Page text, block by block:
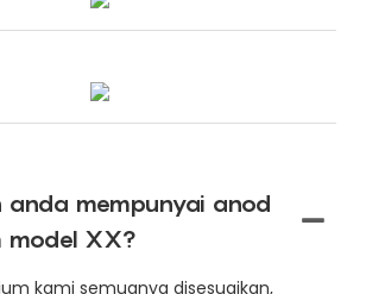
mempunyai anod
model XX?
kami semuanya disesuaikan,